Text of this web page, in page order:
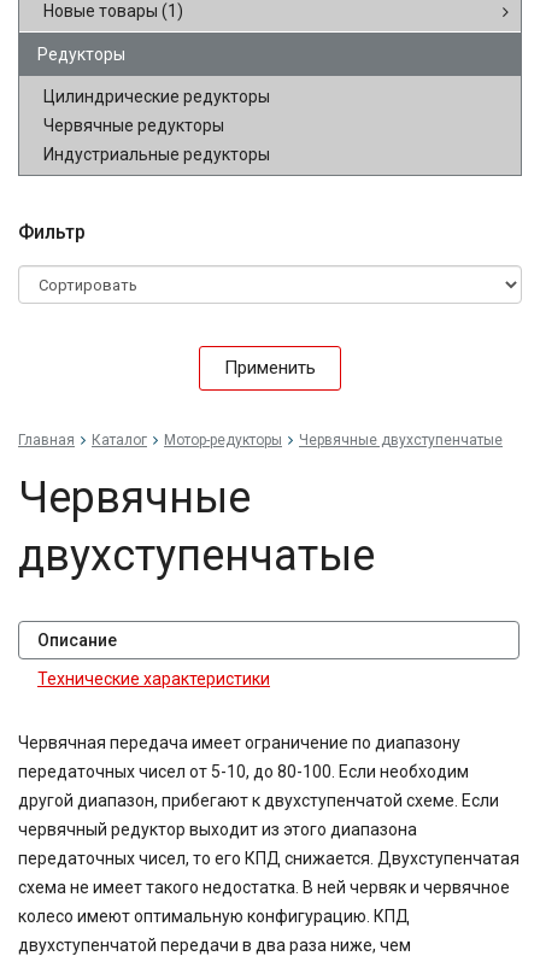
Новые товары (1)
Редукторы
Цилиндрические редукторы
Червячные редукторы
Индустриальные редукторы
Фильтр
Применить
Главная Каталог Мотор-редукторы Червячные двухступенчатые
Червячные
двухступенчатые
Описание
Технические характеристики
Червячная передача имеет ограничение по диапазону
передаточных чисел от 5-10, до 80-100. Если необходим
другой диапазон, прибегают к двухступенчатой схеме. Если
червячный редуктор выходит из этого диапазона
передаточных чисел, то его КПД снижается. Двухступенчатая
схема не имеет такого недостатка. В ней червяк и червячное
колесо имеют оптимальную конфигурацию. КПД
двухступенчатой передачи в два раза ниже, чем